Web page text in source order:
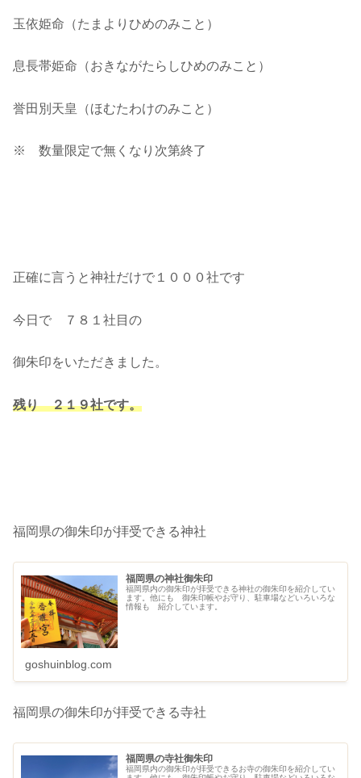
玉依姫命（たまよりひめのみこと）
息長帯姫命（おきながたらしひめのみこと）
誉田別天皇（ほむたわけのみこと）
※ 数量限定で無くなり次第終了
正確に言うと神社だけで１０００社です
今日で ７８１社目の
御朱印をいただきました。
残り ２１９社です。
福岡県の御朱印が拝受できる神社
福岡県の神社御朱印
福岡県内の御朱印が拝受できる神社の御朱印を紹介してい
ます。他にも 御朱印帳やお守り、駐車場などいろいろな
情報も 紹介しています。
goshuinblog.com
福岡県の御朱印が拝受できる寺社
福岡県の寺社御朱印
福岡県内の御朱印が拝受できるお寺の御朱印を紹介してい